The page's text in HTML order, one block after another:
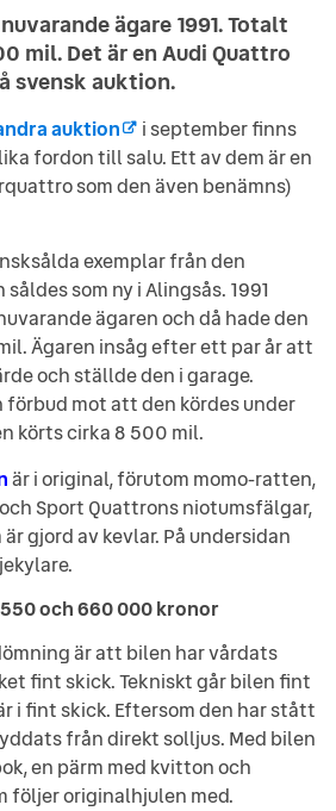
ägare 1991. Totalt
mil. Det är en Audi Quattro
svensk auktion.
auktion
i september finns
fordon till salu. Ett av dem är en
som den även benämns)
exemplar från den
som ny i Alingsås. 1991
ägaren och då hade den
Ägaren insåg efter ett par år att
och ställde den i garage.
mot att den kördes under
körts cirka 8 500 mil.
är i original, förutom momo-ratten,
Sport Quattrons niotumsfälgar,
gjord av kevlar. På undersidan
och 660 000 kronor
är att bilen har vårdats
fint skick. Tekniskt går bilen fint
i fint skick. Eftersom den har stått
från direkt solljus. Med bilen
en pärm med kvitton och
följer originalhjulen med.